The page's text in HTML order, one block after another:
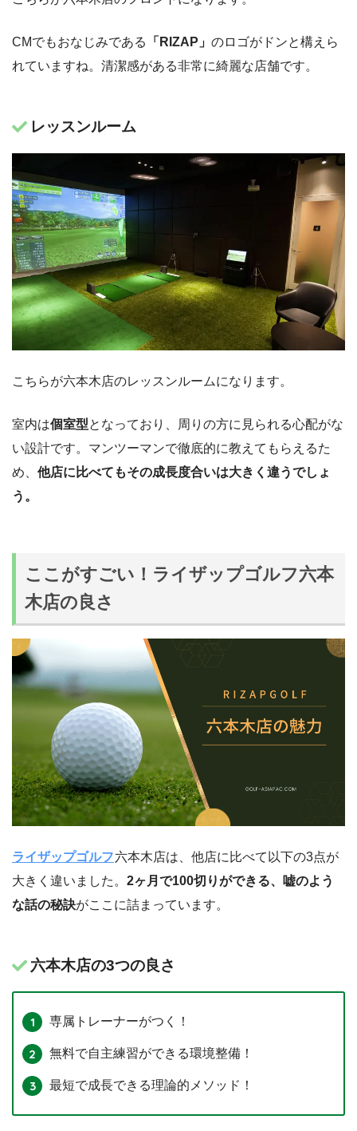
CMでもおなじみである 「RIZAP」 のロゴがドンと構えら
れていますね。清潔感がある非常に綺麗な店舗です。
レッスンルーム
こちらが六本木店のレッスンルームになります。
室内は個室型となっており、周りの方に見られる心配がな
い設計です。マンツーマンで徹底的に教えてもらえるた
め、 他店に比べてもその成長度合いは大きく違うでしょ
う。
ここがすごい！ライザップゴルフ六本
木店の良さ
ライザップゴルフ六本木店は、他店に比べて以下の3点が
大きく違いました。 2ヶ月で100切りができる、嘘のよう
な話の秘訣がここに詰まっています。
六本木店の3つの良さ
専属トレーナーがつく！
無料で自主練習ができる環境整備！
最短で成長できる理論的メソッド！